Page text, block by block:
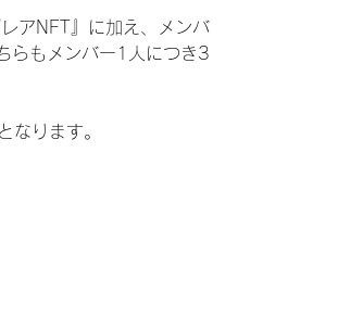
アNFT』に加え、メンバ
らもメンバー1人につき3
なります。